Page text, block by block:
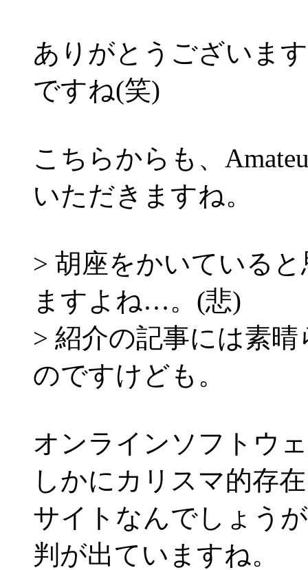
ありがとうございま
ですね(笑)
こちらからも、
いただきますね。
> 胡座をかいている
ますよね…。(悲)
> 紹介の記事には素
のですけども。
オンラインソフトウ
しかにカリスマ的存
サイトなんでしょう
判が出ていますね。